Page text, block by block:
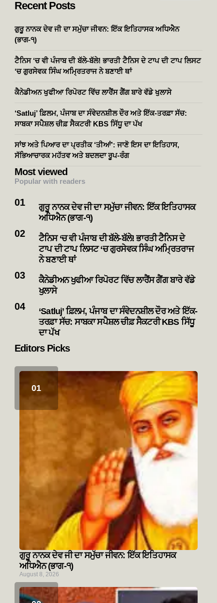
Recent Posts
ਗੁਰੂ ਨਾਨਕ ਦੇਵ ਜੀ ਦਾ ਸਮੁੱਚਾ ਜੀਵਨ: ਇੱਕ ਇਤਿਹਾਸਕ ਅਧਿਐਨ
(ਭਾਗ-੧)
ਟੈਨਿਸ ‘ਚ ਵੀ ਪੰਜਾਬ ਦੀ ਬੱਲੇ-ਬੱਲੇ! ਭਾਰਤੀ ਟੈਨਿਸ ਦੇ ਟਾਪ ਦੀ ਟਾਪ ਲਿਸਟ
‘ਚ ਗੁਰਸੇਵਕ ਸਿੰਘ ਅਮ੍ਰਿਤਰਾਜ ਨੇ ਬਣਾਈ ਥਾਂ
ਕੈਨੇਡੀਅਨ ਖੁਫੀਆ ਰਿਪੋਰਟ ਵਿੱਚ ਲਾਰੈਂਸ ਗੈਂਗ ਬਾਰੇ ਵੱਡੇ ਖੁਲਾਸੇ
‘Satluj’ ਫ਼ਿਲਮ, ਪੰਜਾਬ ਦਾ ਸੰਵੇਦਨਸ਼ੀਲ ਦੌਰ ਅਤੇ ਇੱਕ-ਤਰਫ਼ਾ ਸੱਚ:
ਸਾਬਕਾ ਸਪੈਸ਼ਲ ਚੀਫ਼ ਸੈਕਟਰੀ KBS ਸਿੱਧੂ ਦਾ ਪੱਖ
ਸਾਂਝ ਅਤੇ ਪਿਆਰ ਦਾ ਪ੍ਰਤੀਕ ‘ਤੀਆਂ’: ਜਾਣੋ ਇਸ ਦਾ ਇਤਿਹਾਸ,
ਸੱਭਿਆਚਾਰਕ ਮਹੱਤਵ ਅਤੇ ਬਦਲਦਾ ਰੂਪ-ਰੰਗ
Most viewed
Popular with readers
ਗੁਰੂ ਨਾਨਕ ਦੇਵ ਜੀ ਦਾ ਸਮੁੱਚਾ ਜੀਵਨ: ਇੱਕ ਇਤਿਹਾਸਕ
ਅਧਿਐਨ (ਭਾਗ-੧)
ਟੈਨਿਸ ‘ਚ ਵੀ ਪੰਜਾਬ ਦੀ ਬੱਲੇ-ਬੱਲੇ! ਭਾਰਤੀ ਟੈਨਿਸ ਦੇ
ਟਾਪ ਦੀ ਟਾਪ ਲਿਸਟ ‘ਚ ਗੁਰਸੇਵਕ ਸਿੰਘ ਅਮ੍ਰਿਤਰਾਜ
ਨੇ ਬਣਾਈ ਥਾਂ
ਕੈਨੇਡੀਅਨ ਖੁਫੀਆ ਰਿਪੋਰਟ ਵਿੱਚ ਲਾਰੈਂਸ ਗੈਂਗ ਬਾਰੇ ਵੱਡੇ
ਖੁਲਾਸੇ
‘Satluj’ ਫ਼ਿਲਮ, ਪੰਜਾਬ ਦਾ ਸੰਵੇਦਨਸ਼ੀਲ ਦੌਰ ਅਤੇ ਇੱਕ-
ਤਰਫ਼ਾ ਸੱਚ: ਸਾਬਕਾ ਸਪੈਸ਼ਲ ਚੀਫ਼ ਸੈਕਟਰੀ KBS ਸਿੱਧੂ
ਦਾ ਪੱਖ
Editors Picks
ਗੁਰੂ ਨਾਨਕ ਦੇਵ ਜੀ ਦਾ ਸਮੁੱਚਾ ਜੀਵਨ: ਇੱਕ ਇਤਿਹਾਸਕ
ਅਧਿਐਨ (ਭਾਗ-੧)
August 8, 2026